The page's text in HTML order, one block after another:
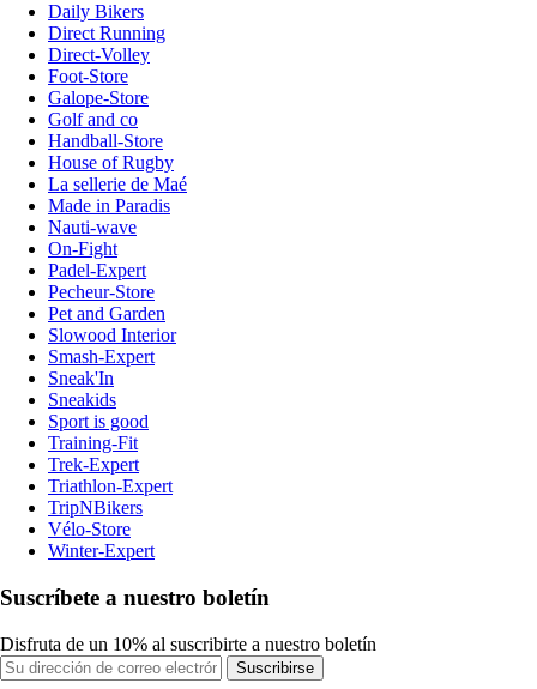
Daily Bikers
Direct Running
Direct-Volley
Foot-Store
Galope-Store
Golf and co
Handball-Store
House of Rugby
La sellerie de Maé
Made in Paradis
Nauti-wave
On-Fight
Padel-Expert
Pecheur-Store
Pet and Garden
Slowood Interior
Smash-Expert
Sneak'In
Sneakids
Sport is good
Training-Fit
Trek-Expert
Triathlon-Expert
TripNBikers
Vélo-Store
Winter-Expert
Suscríbete a nuestro boletín
Disfruta de un 10% al suscribirte a nuestro boletín
Suscribirse